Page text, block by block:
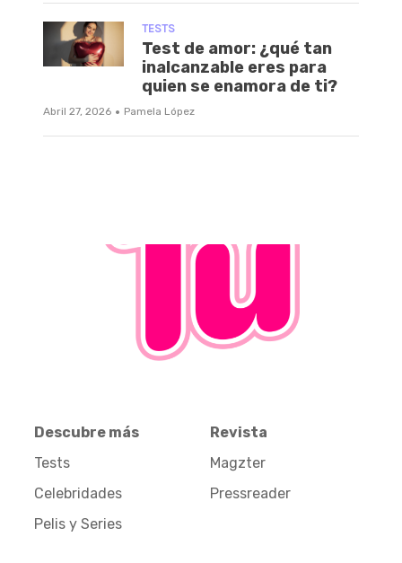
TESTS
Test de amor: ¿qué tan
inalcanzable eres para
quien se enamora de ti?
Abril 27, 2026 · Pamela López
Descubre más
Tests
Celebridades
Pelis y Series
Revista
Magzter
Pressreader